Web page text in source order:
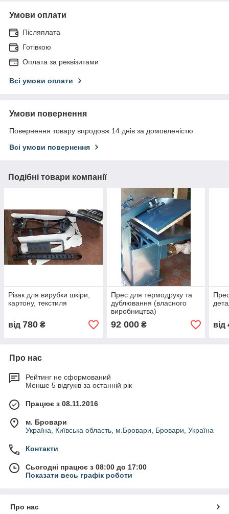
Умови оплати
Післяплата
Готівкою
Оплата за реквізитами
Всі умови оплати
Умови повернення
Повернення товару впродовж 14 днів за домовленістю
Всі умови повернення
Подібні товари компанії
Різак для вирубки шкіри,
картону, текстиля
від 780 ₴
Прес для термодруку та
дублювання (власного
виробництва)
92 000₴ від
Про нас
Рейтинг не сформований
Менше 5 відгуків за останній рік
Працює з 08.11.2016
м. Бровари
Україна, Київська область, м.Бровари, Бровари, Україна
Контакти
Сьогодні працює з 08:00 до 17:00
Показати весь графік роботи
Про нас